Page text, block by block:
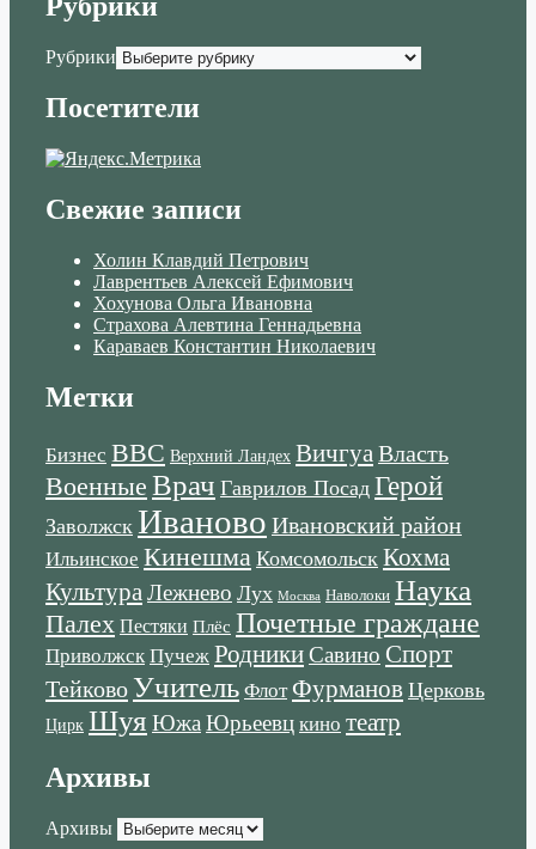
Рубрики
Посетители
Свежие записи
Холин Клавдий Петрович
Лаврентьев Алексей Ефимович
Хохунова Ольга Ивановна
Страхова Алевтина Геннадьевна
Караваев Константин Николаевич
Метки
Бизнес ВВС Верхний Ландех ВичгуаВласть
Военные Врач Гаврилов Посад Герой
Заволжск Иваново Ивановский район
Ильинское Кинешма Комсомольск Кохма
Культура Лежнево Лух Москва Наволоки Наука
Палех Пестяки Плёс Почетные граждане
Приволжск Пучеж РодникиСавино Спорт
ТейковоУчитель Флот Фурманов Церковь
Цирк Шуя Южа Юрьеевц кино театр
Архивы
Архивы